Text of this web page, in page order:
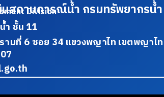
นสถานการณ์น้ำ กรมทรัพยากรน้ำ
Division
ำ ชั้น 11
ามที่ 6 ซอย 34 แขวงพญาไท เขตพญาไ